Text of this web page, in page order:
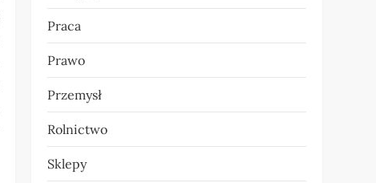
Praca
Prawo
Przemysł
Rolnictwo
Sklepy